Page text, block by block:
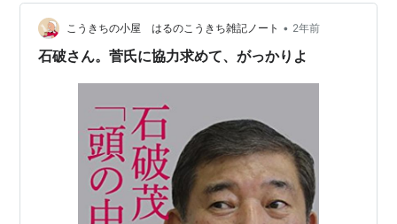
こうきちの小屋 はるのこうきち雑記ノート • 2年前
石破さん。菅氏に協力求めて、がっかりよ